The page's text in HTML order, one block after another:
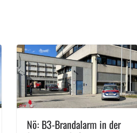
Nö: B3-Brandalarm in der